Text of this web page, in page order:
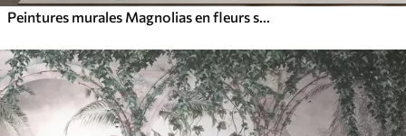
Peintures murales Magnolias en fleurs sur fond de marbre